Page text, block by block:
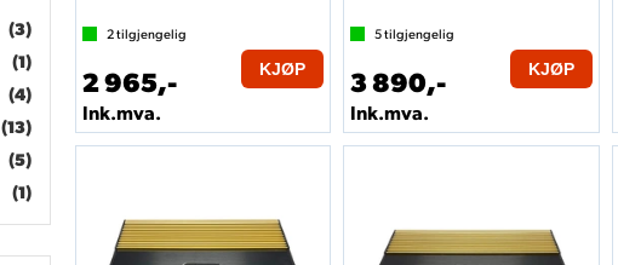
(3)
(1)
(4)
(13)
(5)
(1)
2tilgjengelig
2 965,-
Ink.mva.
KJØP
5tilgjengelig
3 890,-
Ink.mva.
KJØP